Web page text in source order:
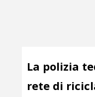
La polizia
rete di